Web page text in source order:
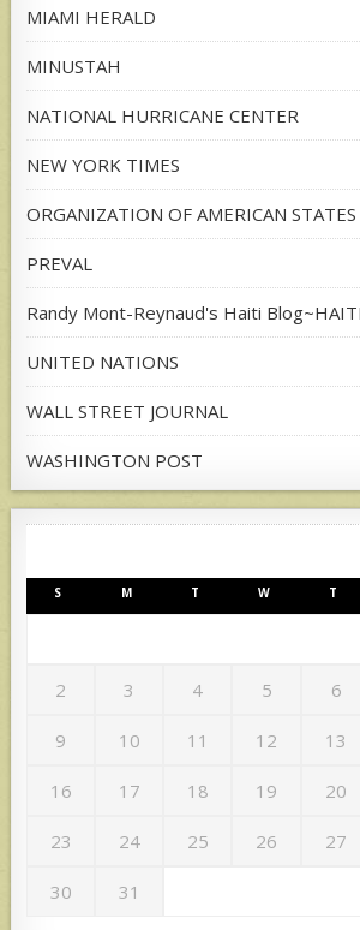
MIAMI HERALD
MINUSTAH
NATIONAL HURRICANE CENTER
NEW YORK TIMES
ORGANIZATION OF AMERICAN STATES
PREVAL
Randy Mont-Reynaud's Haiti
UNITED NATIONS
WALL STREET JOURNAL
WASHINGTON POST
S M T W T
2 3 4 5 6
9 10 11 12 13
16 17 18 19 20
23 24 25 26 27
30 31